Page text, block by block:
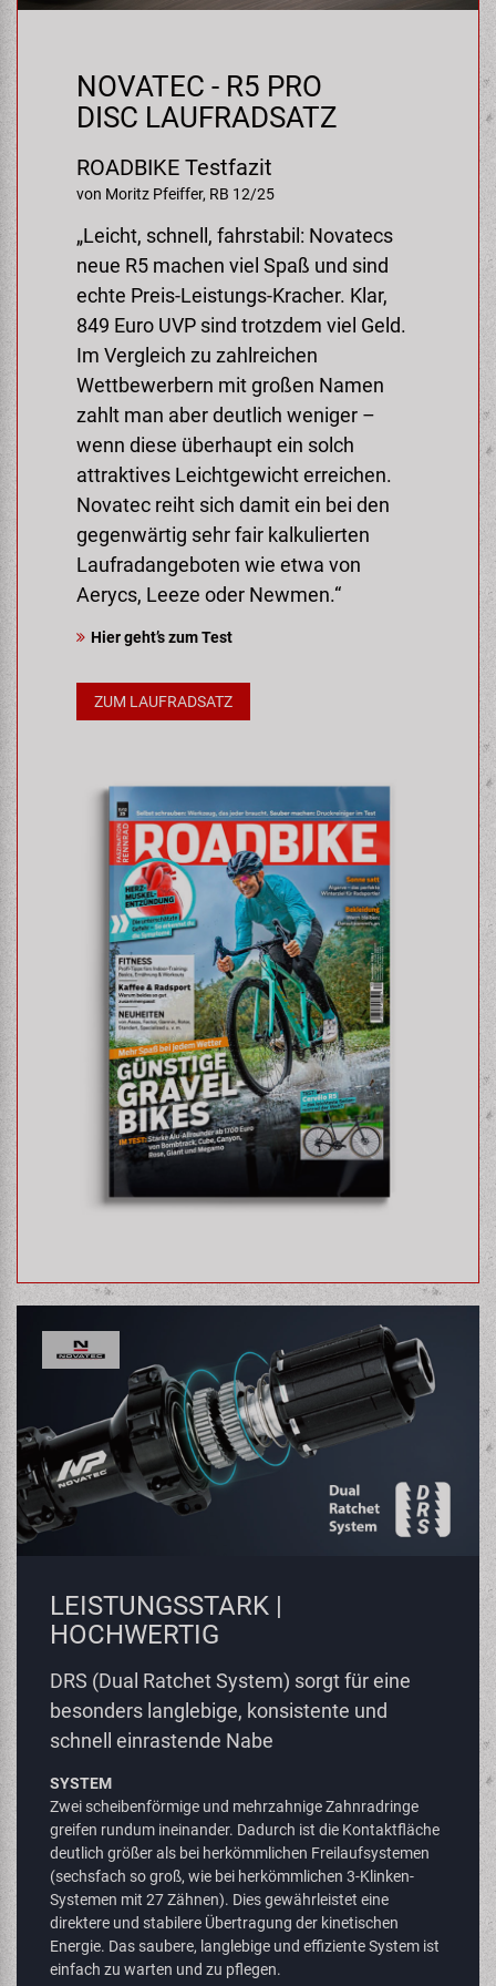
Super B
Trail-Gator
Markenübersicht
NOVATEC - R5 PRO
DISC LAUFRADSATZ
ROADBIKE Testfazit
von Moritz Pfeiffer, RB 12/25
„Leicht, schnell, fahrstabil: Novatecs
neue R5 machen viel Spaß und sind
echte Preis-Leistungs-Kracher. Klar,
849 Euro UVP sind trotzdem viel Geld.
Im Vergleich zu zahlreichen
Wettbewerbern mit großen Namen
zahlt man aber deutlich weniger –
wenn diese überhaupt ein solch
attraktives Leichtgewicht erreichen.
Novatec reiht sich damit ein bei den
gegenwärtig sehr fair kalkulierten
Laufradangeboten wie etwa von
Aerycs, Leeze oder Newmen.“
Hier geht’s zum Test
ZUM LAUFRADSATZ
LEISTUNGSSTARK |
HOCHWERTIG
DRS (Dual Ratchet System) sorgt für eine
besonders langlebige, konsistente und
schnell einrastende Nabe
SYSTEM
Zwei scheibenförmige und mehrzahnige Zahnradringe
greifen rundum ineinander. Dadurch ist die Kontaktfläche
deutlich größer als bei herkömmlichen Freilaufsystemen
(sechsfach so groß, wie bei herkömmlichen 3-Klinken-
Systemen mit 27 Zähnen). Dies gewährleistet eine
direktere und stabilere Übertragung der kinetischen
Energie. Das saubere, langlebige und effiziente System ist
einfach zu warten und zu pflegen.